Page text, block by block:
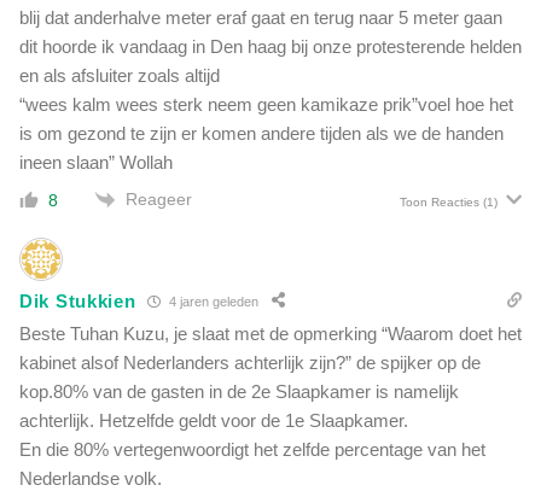
blij dat anderhalve meter eraf gaat en terug naar 5 meter gaan
dit hoorde ik vandaag in Den haag bij onze protesterende helden
en als afsluiter zoals altijd
“wees kalm wees sterk neem geen kamikaze prik”voel hoe het
is om gezond te zijn er komen andere tijden als we de handen
ineen slaan” Wollah
8 Reageer Toon Reacties (1)
Dik Stukkien 4 jaren geleden
Beste Tuhan Kuzu, je slaat met de opmerking “Waarom doet het
kabinet alsof Nederlanders achterlijk zijn?” de spijker op de
kop.80% van de gasten in de 2e Slaapkamer is namelijk
achterlijk. Hetzelfde geldt voor de 1e Slaapkamer.
En die 80% vertegenwoordigt het zelfde percentage van het
Nederlandse volk.